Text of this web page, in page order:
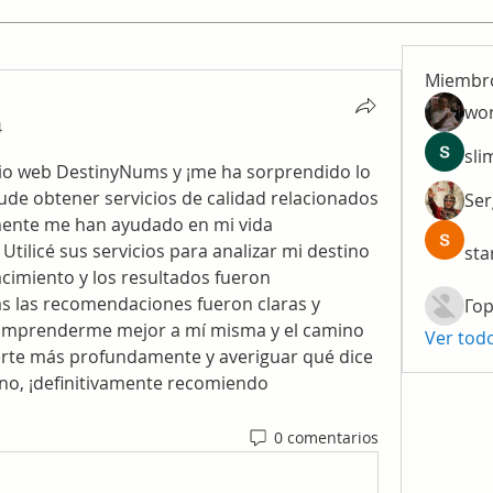
web DestinyNums y ¡me ha sorprendido lo
obtener servicios de calidad relacionados
Utilicé sus servicios para analizar mi destino
y los resultados fueron
las recomendaciones fueron claras y
mejor a mí misma y el camino
más profundamente y averiguar qué dice
¡definitivamente recomiendo
0 comentarios
Ver